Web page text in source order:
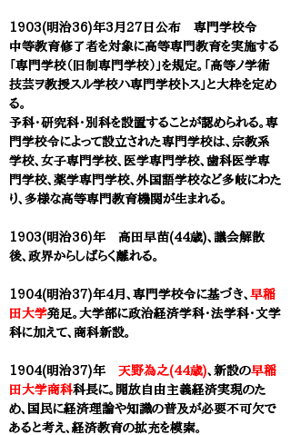
1903(明治36)年3月27日公布 専門学校令
中等教育修了者を対象に高等専門教育を実施する
「専門学校（旧制専門学校）」を規定。「高等ノ学術
技芸ヲ教授スル学校ハ専門学校トス」と大枠を定め
る。
予科・研究科・別科を設置することが認められる。専
門学校令によって設立された専門学校は、宗教系
学校、女子専門学校、医学専門学校、歯科医学専
門学校、薬学専門学校、外国語学校など多岐にわた
り、多様な高等専門教育機関が生まれる。
1903(明治36)年 ​高田早苗(44歳)、議会解散
後、政界からしばらく離れる。
1904(明治37)年4月 、 専門学校令に基づき、 早稲
田大学発足。大学部に政治経済学科・法学科・文学
科に加えて、商科新設。
1904(明治37)年 天野為之(44歳)、新設の早稲
田大学商科科長に。開放自由主義経済実現のた
め、国民に経済理論や知識の普及が必要不可欠で
あると考え、経済教育の拡充を模索。